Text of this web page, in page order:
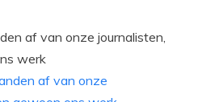
af van onze journalisten,
werk